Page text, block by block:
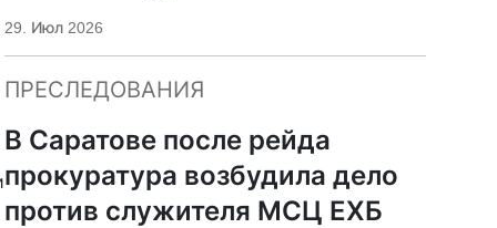
мобилизации
29. Июл 2026
ПРЕСЛЕДОВАНИЯ
В Саратове после рейда
прокуратура возбудила дело
против служителя МСЦ ЕХБ